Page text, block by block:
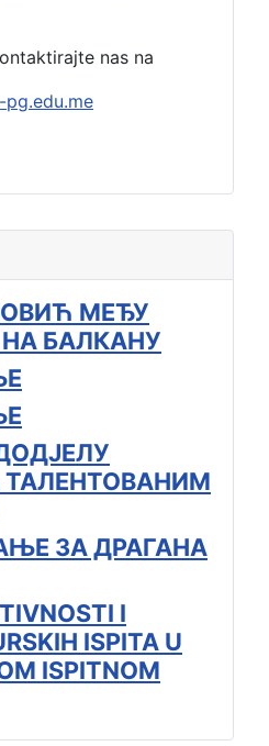
МЕЂУ
БАЛКАНУ
ЗА ДРАГАНА
I
ISPITA U
ISPITNOM
nas na
pg.edu.me